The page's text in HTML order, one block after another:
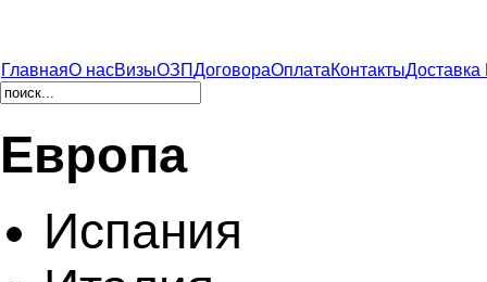
ГлавнаяО насВизыОЗПДоговораОплатаКонтакты
Европа
Испания